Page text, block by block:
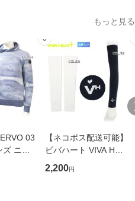
もっと見る
03
ズ ニッ
ーカー
ルフウ
6
【ネコポス配送可能】
ビバハート VIVA HEA
RT 013-01203 アーム
カバー 夏小物
2,200円